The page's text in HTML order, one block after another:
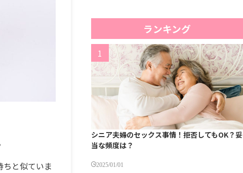
と似ていま
ランキング
シニア夫婦のセックス事情！拒否してもOK？妥
当な頻度は？
2025/01/01